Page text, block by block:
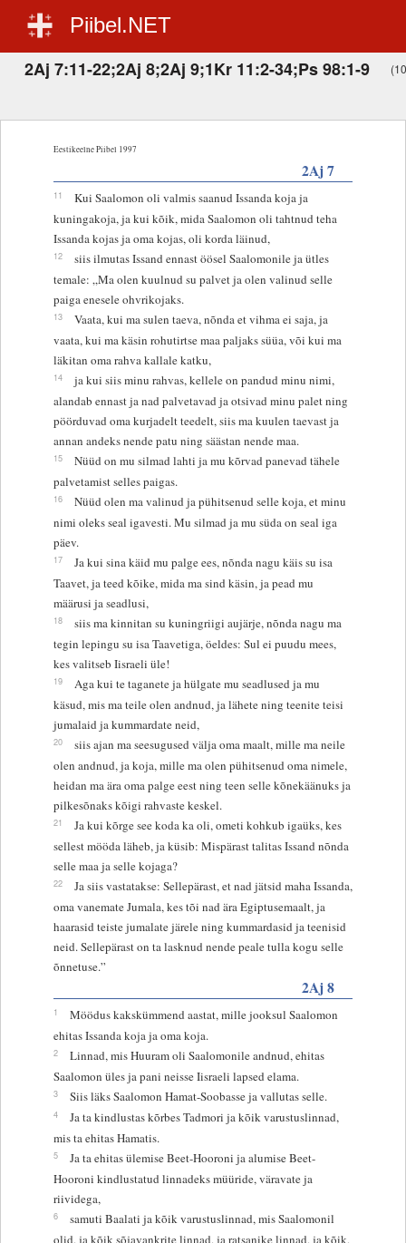
Piibel.NET
2Aj 7:11-22;2Aj 8;2Aj 9;1Kr 11:2-34;Ps 98:1-9
Eestikeelne Piibel 1997
2Aj 7
11
Kui Saalomon oli valmis saanud Issanda koja ja
kuningakoja, ja kui kõik, mida Saalomon oli tahtnud teha
Issanda kojas ja oma kojas, oli korda läinud,
12
siis ilmutas Issand ennast öösel Saalomonile ja ütles
temale: „Ma olen kuulnud su palvet ja olen valinud selle
paiga enesele ohvrikojaks.
13
Vaata, kui ma sulen taeva, nõnda et vihma ei saja, ja
vaata, kui ma käsin rohutirtse maa paljaks süüa, või kui ma
läkitan oma rahva kallale katku,
14
ja kui siis minu rahvas, kellele on pandud minu nimi,
alandab ennast ja nad palvetavad ja otsivad minu palet ning
pöörduvad oma kurjadelt teedelt, siis ma kuulen taevast ja
annan andeks nende patu ning säästan nende maa.
15
Nüüd on mu silmad lahti ja mu kõrvad panevad tähele
palvetamist selles paigas.
16
Nüüd olen ma valinud ja pühitsenud selle koja, et minu
nimi oleks seal igavesti. Mu silmad ja mu süda on seal iga
päev.
17
Ja kui sina käid mu palge ees, nõnda nagu käis su isa
Taavet, ja teed kõike, mida ma sind käsin, ja pead mu
määrusi ja seadlusi,
18
siis ma kinnitan su kuningriigi aujärje, nõnda nagu ma
tegin lepingu su isa Taavetiga, öeldes: Sul ei puudu mees,
kes valitseb Iisraeli üle!
19
Aga kui te taganete ja hülgate mu seadlused ja mu
käsud, mis ma teile olen andnud, ja lähete ning teenite teisi
jumalaid ja kummardate neid,
20
siis ajan ma seesugused välja oma maalt, mille ma neile
olen andnud, ja koja, mille ma olen pühitsenud oma nimele,
heidan ma ära oma palge eest ning teen selle kõnekäänuks ja
pilkesõnaks kõigi rahvaste keskel.
21
Ja kui kõrge see koda ka oli, ometi kohkub igaüks, kes
sellest mööda läheb, ja küsib: Mispärast talitas Issand nõnda
selle maa ja selle kojaga?
22
Ja siis vastatakse: Sellepärast, et nad jätsid maha Issanda,
oma vanemate Jumala, kes tõi nad ära Egiptusemaalt, ja
haarasid teiste jumalate järele ning kummardasid ja teenisid
neid. Sellepärast on ta lasknud nende peale tulla kogu selle
õnnetuse.”
2Aj 8
1
Möödus kakskümmend aastat, mille jooksul Saalomon
ehitas Issanda koja ja oma koja.
2
Linnad, mis Huuram oli Saalomonile andnud, ehitas
Saalomon üles ja pani neisse Iisraeli lapsed elama.
3 Siis läks Saalomon Hamat-Soobasse ja vallutas selle.
4
Ja ta kindlustas kõrbes Tadmori ja kõik varustuslinnad,
mis ta ehitas Hamatis.
5
Ja ta ehitas ülemise Beet-Hooroni ja alumise Beet-
Hooroni kindlustatud linnadeks müüride, väravate ja
riividega,
6
samuti Baalati ja kõik varustuslinnad, mis Saalomonil
olid, ja kõik sõjavankrite linnad, ja ratsanike linnad, ja kõik,